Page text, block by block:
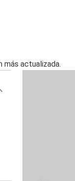
actualizada.